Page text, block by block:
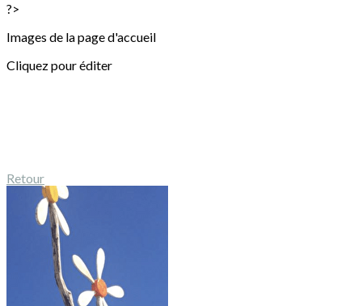
?>
Images de la page d'accueil
Cliquez pour éditer
Retour